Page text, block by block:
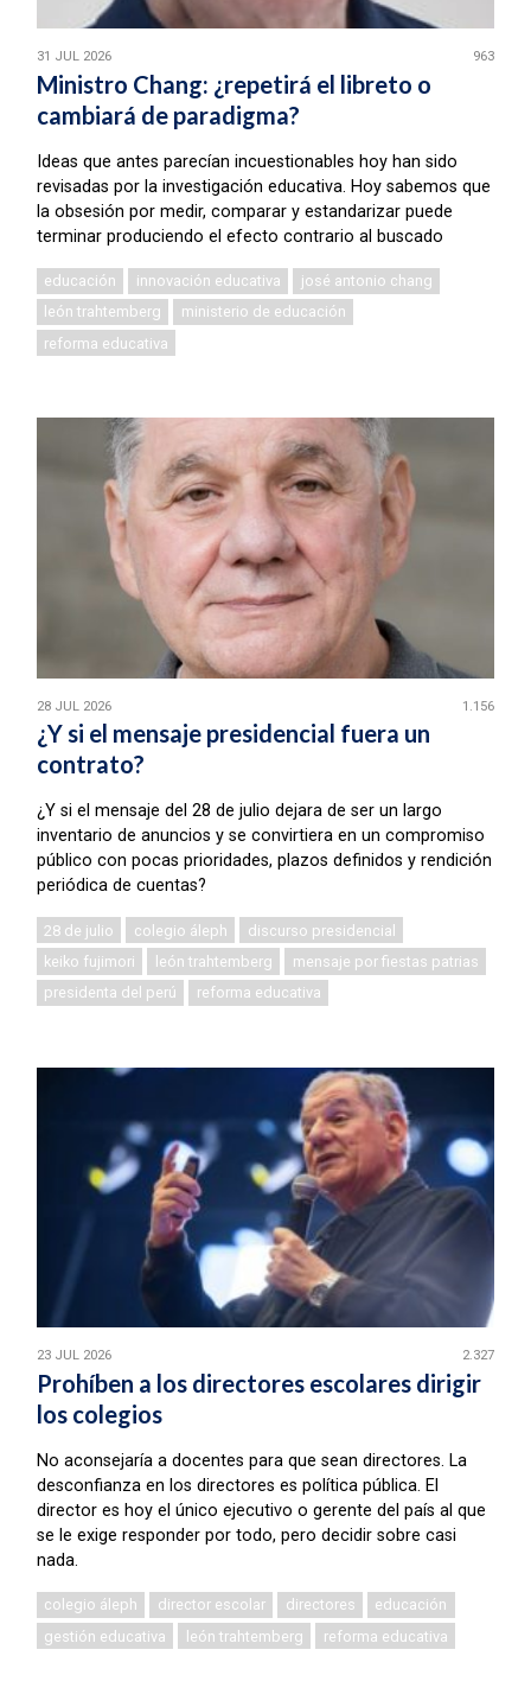
31 JUL 2026 963
Ministro Chang: ¿repetirá el libreto o
cambiará de paradigma?
Ideas que antes parecían incuestionables hoy han sido
revisadas por la investigación educativa. Hoy sabemos que
la obsesión por medir, comparar y estandarizar puede
terminar produciendo el efecto contrario al buscado
educación innovación educativa
josé antonio chang
león trahtemberg
ministerio de educación
reforma educativa
28 JUL 2026 1.156
¿Y si el mensaje presidencial fuera un
contrato?
¿Y si el mensaje del 28 de julio dejara de ser un largo
inventario de anuncios y se convirtiera en un compromiso
público con pocas prioridades, plazos definidos y rendición
periódica de cuentas?
28 de julio colegio áleph
discurso presidencial
keiko fujimori
león trahtemberg
mensaje por fiestas patrias
presidenta del perú
reforma educativa
23 JUL 2026 2.327
Prohíben a los directores escolares dirigir
los colegios
No aconsejaría a docentes para que sean directores. La
desconfianza en los directores es política pública. El
director es hoy el único ejecutivo o gerente del país al que
se le exige responder por todo, pero decidir sobre casi
nada.
colegio áleph director escolar directores
educación
gestión educativa
león trahtemberg reforma educativa